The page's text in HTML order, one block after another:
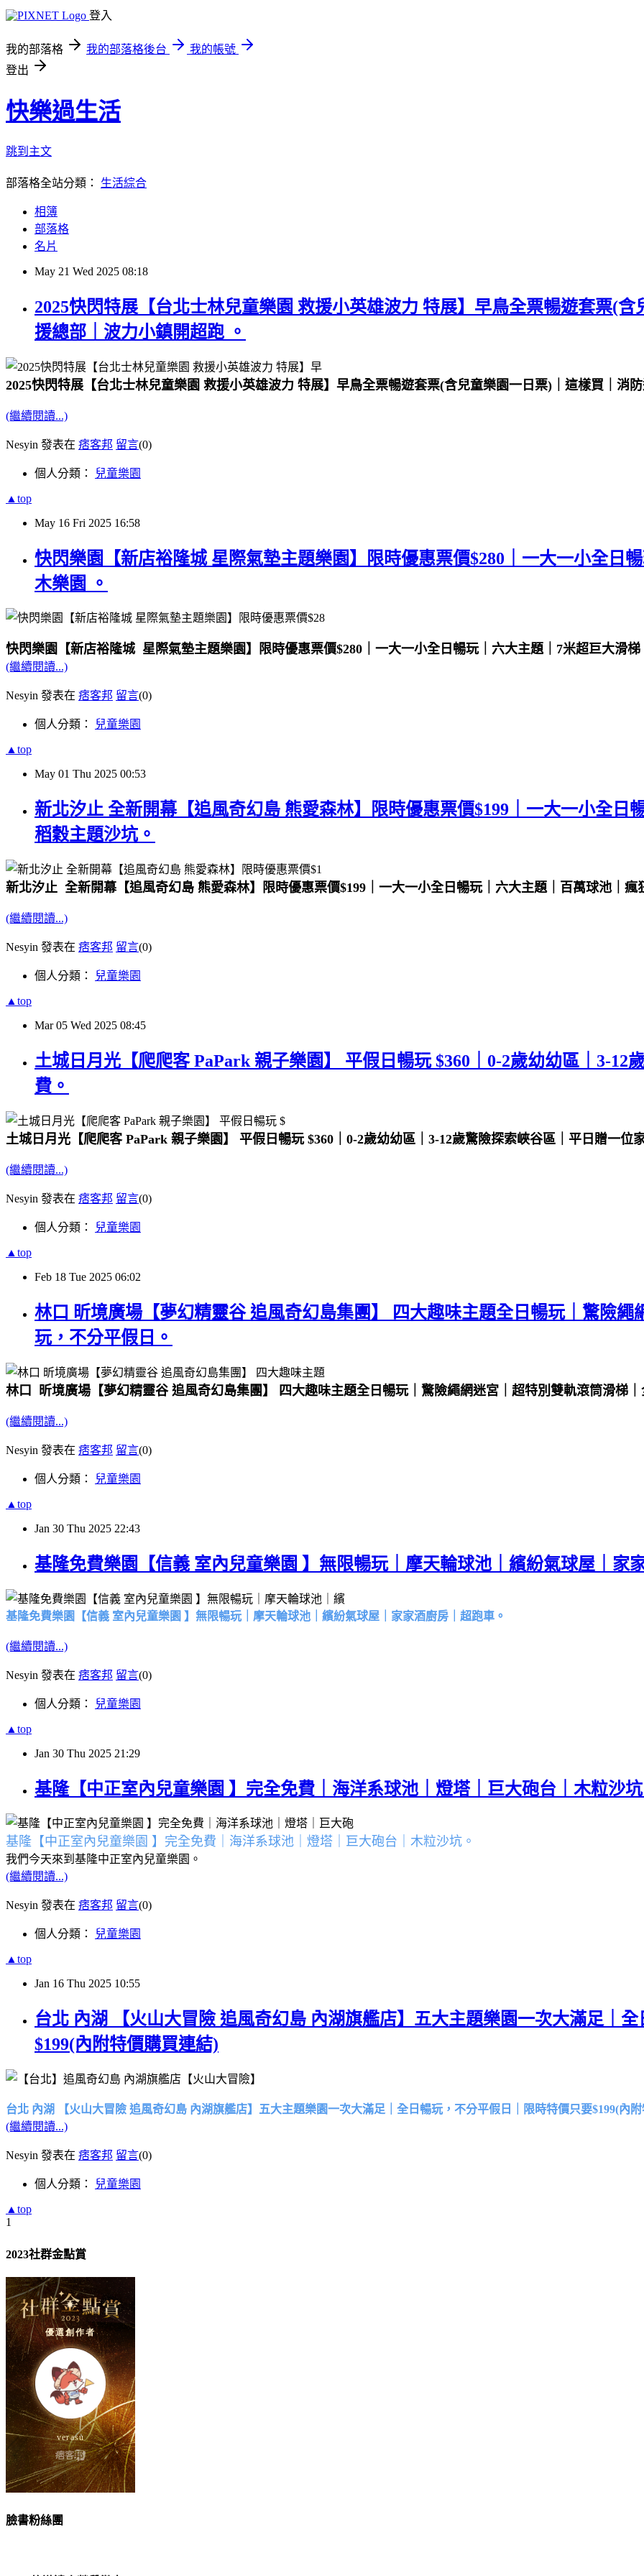
登入
我的部落格 我的部落格後台
我的帳號
登出
快樂過生活
跳到主文
部落格全站分類： 生活綜合
相簿
部落格
名片
May 21 Wed 2025 08:18
2025快閃特展【台北士林兒童樂園 救援小英雄波力 特展】早鳥全票暢遊套票(
援總部｜波力小鎮開超跑 。
2025快閃特展【台北士林兒童樂園 救援小英雄波力 特展】早鳥全票暢遊套票(含兒童樂園一日票)｜這樣買｜消
(繼續閱讀...)
Nesyin 發表在 痞客邦 留言(0)
個人分類： 兒童樂園
▲top
May 16 Fri 2025 16:58
快閃樂園【新店裕隆城 星際氣墊主題樂園】限時優惠票價$280｜一大一小全日
木樂園 。
快閃樂園【新店裕隆城 星際氣墊主題樂園】限時優惠票價$280｜一大一小全日暢玩｜六大主題｜7米超巨大滑
(繼續閱讀...)
Nesyin 發表在 痞客邦 留言(0)
個人分類： 兒童樂園
▲top
May 01 Thu 2025 00:53
新北汐止 全新開幕【追風奇幻島 熊愛森林】限時優惠票價$199｜一大一小全日
稻穀主題沙坑。
新北汐止 全新開幕【追風奇幻島 熊愛森林】限時優惠票價$199｜一大一小全日暢玩｜六大主題｜百萬球池｜瘋
(繼續閱讀...)
Nesyin 發表在 痞客邦 留言(0)
個人分類： 兒童樂園
▲top
Mar 05 Wed 2025 08:45
土城日月光【爬爬客 PaPark 親子樂園】 平假日暢玩 $360｜0-2歲幼幼區｜3-12
費。
土城日月光【爬爬客 PaPark 親子樂園】 平假日暢玩 $360｜0-2歲幼幼區｜3-12歲驚險探索峽谷區｜平日贈一位
(繼續閱讀...)
Nesyin 發表在 痞客邦 留言(0)
個人分類： 兒童樂園
▲top
Feb 18 Tue 2025 06:02
林口 昕境廣場【夢幻精靈谷 追風奇幻島集團】 四大趣味主題全日暢玩｜驚險
玩，不分平假日。
林口 昕境廣場【夢幻精靈谷 追風奇幻島集團】 四大趣味主題全日暢玩｜驚險繩網迷宮｜超特別雙軌滾筒滑梯
(繼續閱讀...)
Nesyin 發表在 痞客邦 留言(0)
個人分類： 兒童樂園
▲top
Jan 30 Thu 2025 22:43
基隆免費樂園【信義 室內兒童樂園 】無限暢玩｜摩天輪球池｜繽紛氣球屋｜家
基隆免費樂園【信義 室內兒童樂園 】無限暢玩｜摩天輪球池｜繽紛氣球屋｜家家酒廚房｜超跑車。
(繼續閱讀...)
Nesyin 發表在 痞客邦 留言(0)
個人分類： 兒童樂園
▲top
Jan 30 Thu 2025 21:29
基隆【中正室內兒童樂園 】完全免費｜海洋系球池｜燈塔｜巨大砲台｜木粒沙
基隆【中正室內兒童樂園 】完全免費｜海洋系球池｜燈塔｜巨大砲台｜木粒沙坑。
我們今天來到基隆中正室內兒童樂園。
(繼續閱讀...)
Nesyin 發表在 痞客邦 留言(0)
個人分類： 兒童樂園
▲top
Jan 16 Thu 2025 10:55
台北 內湖 【火山大冒險 追風奇幻島 內湖旗艦店】五大主題樂園一次大滿足｜
$199(內附特價購買連結)
台北 內湖 【火山大冒險 追風奇幻島 內湖旗艦店】五大主題樂園一次大滿足｜全日暢玩，不分平假日｜限時特價只要$199(內
(繼續閱讀...)
Nesyin 發表在 痞客邦 留言(0)
個人分類： 兒童樂園
▲top
1
2023社群金點賞
臉書粉絲團